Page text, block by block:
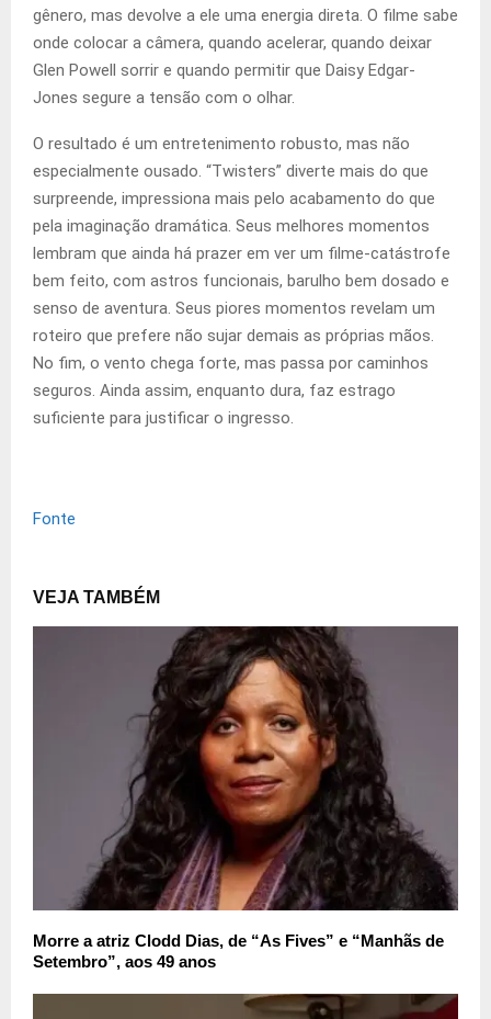
gênero, mas devolve a ele uma energia direta. O filme sabe
onde colocar a câmera, quando acelerar, quando deixar
Glen Powell sorrir e quando permitir que Daisy Edgar-
Jones segure a tensão com o olhar.
O resultado é um entretenimento robusto, mas não
especialmente ousado. “Twisters” diverte mais do que
surpreende, impressiona mais pelo acabamento do que
pela imaginação dramática. Seus melhores momentos
lembram que ainda há prazer em ver um filme-catástrofe
bem feito, com astros funcionais, barulho bem dosado e
senso de aventura. Seus piores momentos revelam um
roteiro que prefere não sujar demais as próprias mãos.
No fim, o vento chega forte, mas passa por caminhos
seguros. Ainda assim, enquanto dura, faz estrago
suficiente para justificar o ingresso.
Fonte
VEJA TAMBÉM
Morre a atriz Clodd Dias, de “As Fives” e “Manhãs de
Setembro”, aos 49 anos